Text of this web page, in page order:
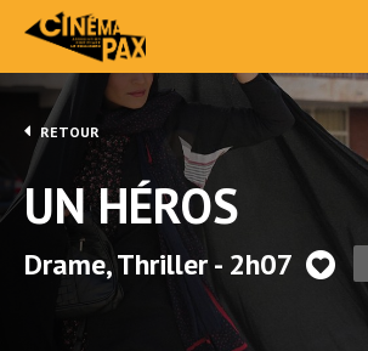
RETOUR
UN HÉROS
Drame, Thriller - 2h07